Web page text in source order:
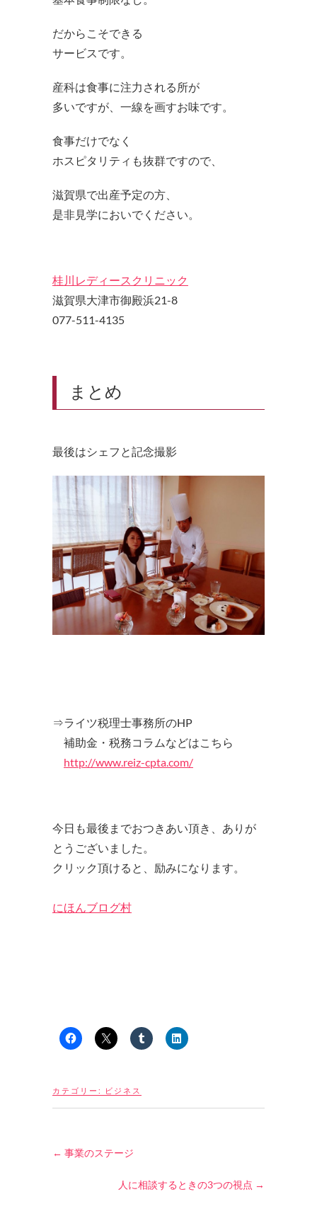
だからこそできる
サービスです。
産科は食事に注力される所が
多いですが、一線を画すお味です。
食事だけでなく
ホスピタリティも抜群ですので、
滋賀県で出産予定の方、
是非見学においでください。
桂川レディースクリニック
滋賀県大津市御殿浜21-8
077-511-4135
まとめ
最後はシェフと記念撮影
⇒ライツ税理士事務所のHP
補助金・税務コラムなどはこちら
http://www.reiz-cpta.com/
今日も最後までおつきあい頂き、ありが
とうございました。
クリック頂けると、励みになります。
にほんブログ村
カテゴリー: ビジネス
← 事業のステージ
人に相談するときの3つの視点 →